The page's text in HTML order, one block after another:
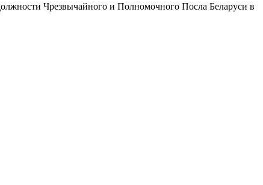
Чрезвычайного и Полномочного Посла Беларуси в